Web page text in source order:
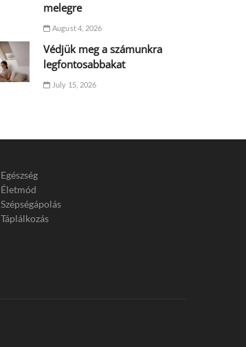
melegre
August 4, 2026
Védjük meg a számunkra
legfontosabbakat
July 15, 2026
Egészség
Életmód
Szépségápolás
Táplálkozás